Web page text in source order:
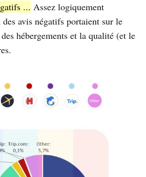
... Assez logiquement
avis négatifs portaient sur le
hébergements et la qualité (et le